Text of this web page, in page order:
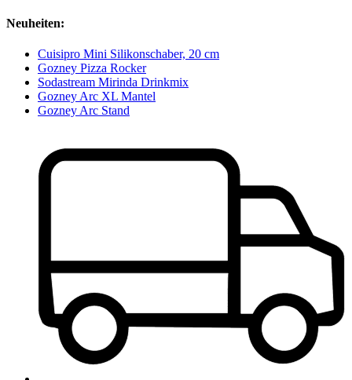
Neuheiten:
Cuisipro Mini Silikonschaber, 20 cm
Gozney Pizza Rocker
Sodastream Mirinda Drinkmix
Gozney Arc XL Mantel
Gozney Arc Stand